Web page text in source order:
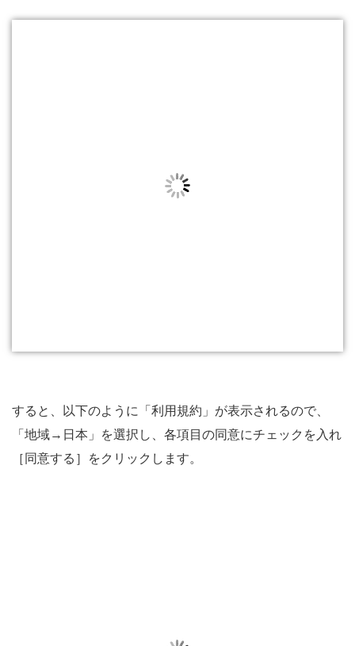
すると、以下のように「利用規約」が表示されるので、
「地域→日本」を選択し、各項目の同意にチェックを入れ
［同意する］をクリックします。